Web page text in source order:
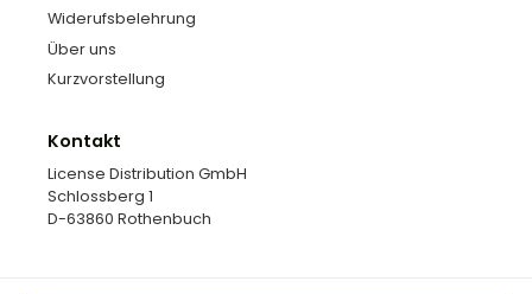
Widerufsbelehrung
Über uns
Kurzvorstellung
Kontakt
License Distribution GmbH
Schlossberg 1
D-63860 Rothenbuch